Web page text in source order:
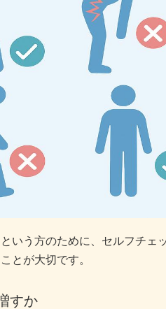
いう方のために、セルフチェ
とが大切です。
すか